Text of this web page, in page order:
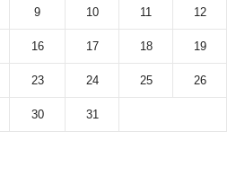
9 10 11 12
16 17 18 19
23 24 25 26
30
31